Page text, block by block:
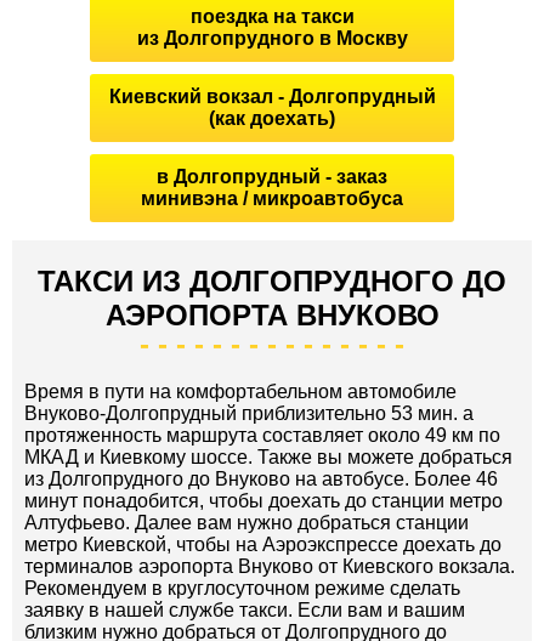
поездка на такси
из Долгопрудного в Москву
Киевский вокзал - Долгопрудный
(как доехать)
в Долгопрудный - заказ
минивэна / микроавтобуса
ТАКСИ ИЗ ДОЛГОПРУДНОГО ДО
АЭРОПОРТА ВНУКОВО
Время в пути на комфортабельном автомобиле
Внуково-Долгопрудный приблизительно 53 мин. а
протяженность маршрута составляет около 49 км по
МКАД и Киевкому шоссе. Также вы можете добраться
из Долгопрудного до Внуково на автобусе. Более 46
минут понадобится, чтобы доехать до станции метро
Алтуфьево. Далее вам нужно добраться станции
метро Киевской, чтобы на Аэроэкспрессе доехать до
терминалов аэропорта Внуково от Киевского вокзала.
Рекомендуем в круглосуточном режиме сделать
заявку в нашей службе такси. Если вам и вашим
близким нужно добраться от Долгопрудного до